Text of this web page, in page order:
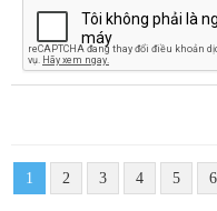
1 2 3 4 5 6